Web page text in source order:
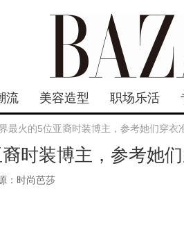
流 美容造型 职场乐活
最火的5位亚裔时装博主，参考她们穿衣
时装博主，参考她们
：时尚芭莎